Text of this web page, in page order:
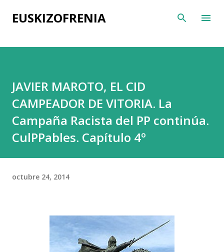
Ir al contenido principal
EUSKIZOFRENIA
JAVIER MAROTO, EL CID
CAMPEADOR DE VITORIA. La
Campaña Racista del PP continúa.
CulPPables. Capítulo 4º
octubre 24, 2014